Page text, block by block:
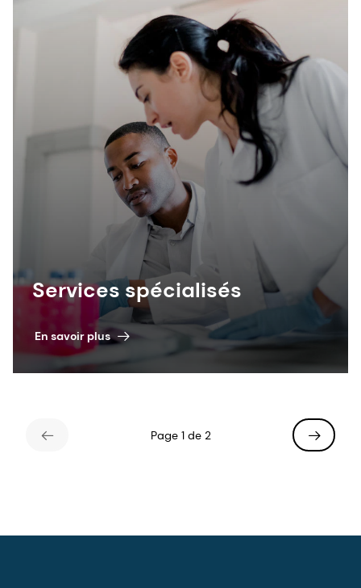
Services spécialisés
En savoir plus
Page 1 de 2